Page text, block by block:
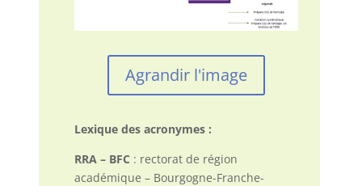
Agrandir l'image
Lexique des acronymes :
RRA – BFC : rectorat de région
académique – Bourgogne-Franche-